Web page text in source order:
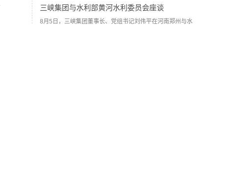
三峡集团与水利部黄河水利委员会座谈
8月5日，三峡集团董事长、党组书记刘伟平在河南郑州与水